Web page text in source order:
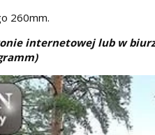
260mm.
internetowej lub w